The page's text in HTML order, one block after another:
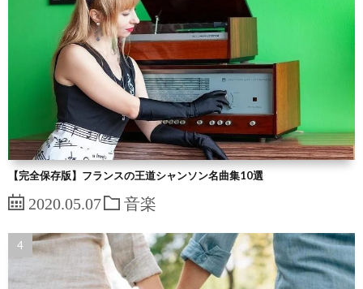
【完全保存版】フランスの王道シャンソン名曲集10選
2020.05.07 音楽